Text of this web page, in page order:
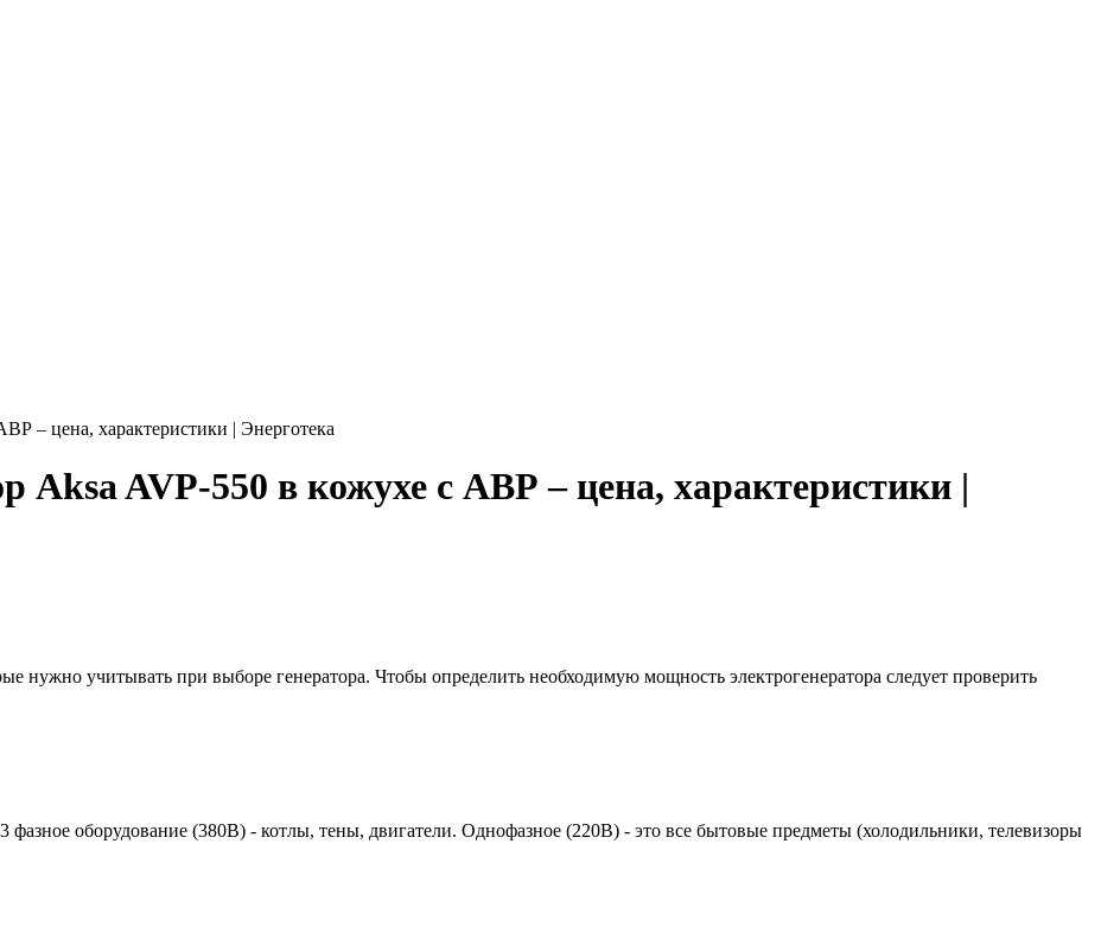
– цена, характеристики | Энерготека
Aksa AVP-550 в кожухе с АВР – цена, характеристики |
нужно учитывать при выборе генератора. Чтобы определить необходимую мощность электрогенератора следует проверить
3 фазное оборудование (380В) - котлы, тены, двигатели. Однофазное (220В) - это все бытовые предметы (холодильники, телевизоры